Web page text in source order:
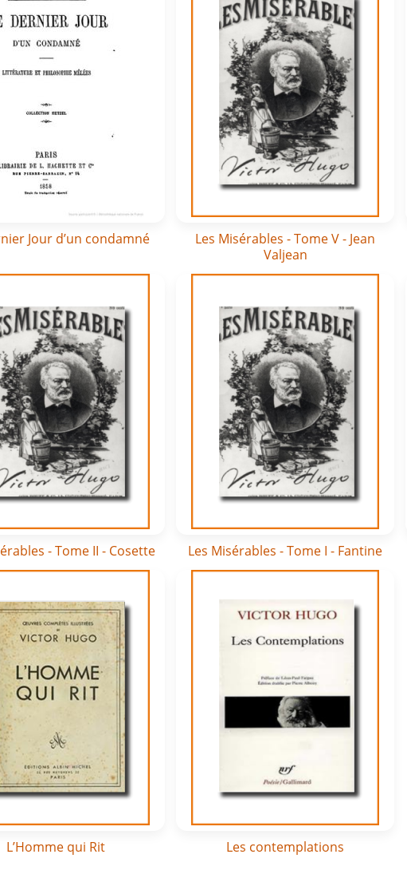
Jour d’un condamné
Les Misérables - Tome V - Jean
Valjean
- Tome II - Cosette Les Misérables - Tome I - Fantine
L’Homme qui Rit Les contemplations